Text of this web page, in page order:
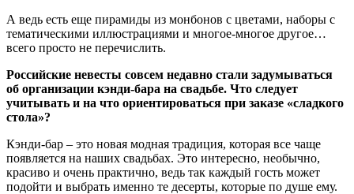
А ведь есть еще пирамиды из монбонов с цветами, наборы с
тематическими иллюстрациями и многое-многое другое…
всего просто не перечислить.
Российские невесты совсем недавно стали задумываться
об организации кэнди-бара на свадьбе. Что следует
учитывать и на что ориентироваться при заказе «сладкого
стола»?
Кэнди-бар – это новая модная традиция, которая все чаще
появляется на наших свадьбах. Это интересно, необычно,
красиво и очень практично, ведь так каждый гость может
подойти и выбрать именно те десерты, которые по душе ему.